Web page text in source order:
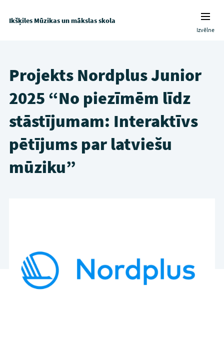
Ikšķiles Mūzikas un mākslas skola
Izvēlne
Projekts Nordplus Junior
2025 “No piezīmēm līdz
stāstījumam: Interaktīvs
pētījums par latviešu
mūziku”